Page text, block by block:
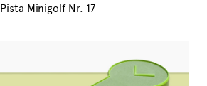
Pista Minigolf Nr. 17